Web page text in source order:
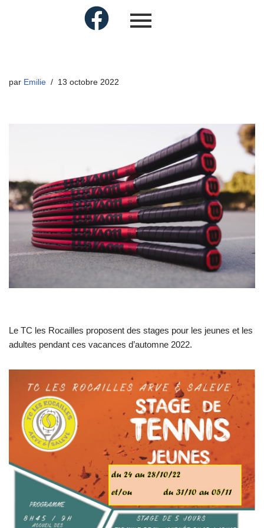
par Emilie 13 octobre 2022
Le TC les Rocailles proposent des stages pour les jeunes et les
adultes pendant ces vacances d’automne 2022.